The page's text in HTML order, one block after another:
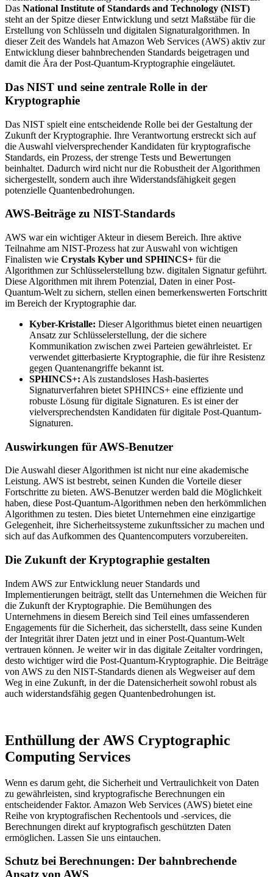
Das National Institute of Standards and Technology (NIST)
steht an der Spitze dieser Entwicklung und setzt Maßstäbe für die
Erstellung von Schlüsseln und digitalen Signaturalgorithmen. In
dieser Zeit des Wandels hat Amazon Web Services (AWS) aktiv zur
Entwicklung dieser bahnbrechenden Standards beigetragen und
damit die Ära der Post-Quantum-Kryptographie eingeläutet.
Das NIST und seine zentrale Rolle in der
Kryptographie
Das NIST spielt eine entscheidende Rolle bei der Gestaltung der
Zukunft der Kryptographie. Ihre Verantwortung erstreckt sich auf
die Auswahl vielversprechender Kandidaten für kryptografische
Standards, ein Prozess, der strenge Tests und Bewertungen
beinhaltet. Dadurch wird nicht nur die Robustheit der Algorithmen
sichergestellt, sondern auch ihre Widerstandsfähigkeit gegen
potenzielle Quantenbedrohungen.
AWS-Beiträge zu NIST-Standards
AWS war ein wichtiger Akteur in diesem Bereich. Ihre aktive
Teilnahme am NIST-Prozess hat zur Auswahl von wichtigen
Finalisten wie Crystals Kyber und SPHINCS+ für die
Algorithmen zur Schlüsselerstellung bzw. digitalen Signatur geführt.
Diese Algorithmen mit ihrem Potenzial, Daten in einer Post-
Quantum-Welt zu sichern, stellen einen bemerkenswerten Fortschritt
im Bereich der Kryptographie dar.
Kyber-Kristalle: Dieser Algorithmus bietet einen neuartigen
Ansatz zur Schlüsselerstellung, der die sichere
Kommunikation zwischen zwei Parteien gewährleistet. Er
verwendet gitterbasierte Kryptographie, die für ihre Resistenz
gegen Quantenangriffe bekannt ist.
SPHINCS+: Als zustandsloses Hash-basiertes
Signaturverfahren bietet SPHINCS+ eine effiziente und
robuste Lösung für digitale Signaturen. Es ist einer der
vielversprechendsten Kandidaten für digitale Post-Quantum-
Signaturen.
Auswirkungen für AWS-Benutzer
Die Auswahl dieser Algorithmen ist nicht nur eine akademische
Leistung. AWS ist bestrebt, seinen Kunden die Vorteile dieser
Fortschritte zu bieten. AWS-Benutzer werden bald die Möglichkeit
haben, diese Post-Quantum-Algorithmen neben den herkömmlichen
Algorithmen zu testen. Dies bietet Unternehmen eine einzigartige
Gelegenheit, ihre Sicherheitssysteme zukunftssicher zu machen und
sich auf das Aufkommen des Quantencomputers vorzubereiten.
Die Zukunft der Kryptographie gestalten
Indem AWS zur Entwicklung neuer Standards und
Implementierungen beiträgt, stellt das Unternehmen die Weichen für
die Zukunft der Kryptographie. Die Bemühungen des
Unternehmens in diesem Bereich sind Teil eines umfassenderen
Engagements für die Sicherheit, das sicherstellt, dass seine Kunden
der Integrität ihrer Daten jetzt und in einer Post-Quantum-Welt
vertrauen können. Je weiter wir in das digitale Zeitalter vordringen,
desto wichtiger wird die Post-Quantum-Kryptographie. Die Beiträge
von AWS zu den NIST-Standards dienen als Wegweiser auf dem
Weg in eine Zukunft, in der die Datensicherheit sowohl robust als
auch widerstandsfähig gegen Quantenbedrohungen ist.
Enthüllung der AWS Cryptographic
Computing Services
Wenn es darum geht, die Sicherheit und Vertraulichkeit von Daten
zu gewährleisten, sind kryptografische Berechnungen ein
entscheidender Faktor. Amazon Web Services (AWS) bietet eine
Reihe von kryptografischen Rechentools und -services, die
Berechnungen direkt auf kryptografisch geschützten Daten
ermöglichen. Lassen Sie uns eintauchen.
Schutz bei Berechnungen: Der bahnbrechende